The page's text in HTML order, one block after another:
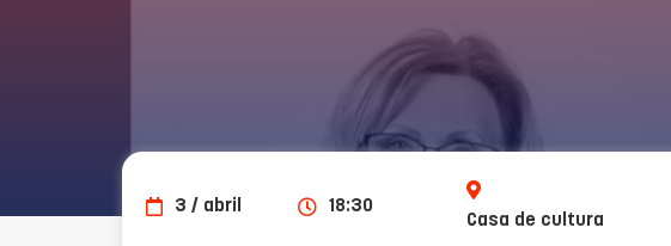
3 / abril 18:30
Casa de cultura